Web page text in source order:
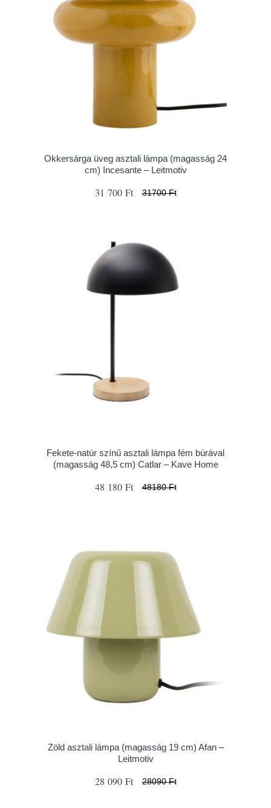
Okkersárga üveg asztali lámpa (magasság 24
cm) Incesante – Leitmotiv
31 700 Ft 31700 Ft
Fekete-natúr színű asztali lámpa fém búrával
(magasság 48,5 cm) Catlar – Kave Home
48 180 Ft 48180 Ft
Zöld asztali lámpa (magasság 19 cm) Afan –
Leitmotiv
28 090 Ft 28090 Ft